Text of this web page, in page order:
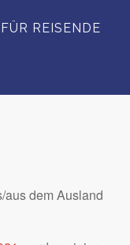
REISENDE
dem Ausland